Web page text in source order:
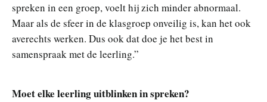
spreken in een groep, voelt hij zich minder abnormaal.
Maar als de sfeer in de klasgroep onveilig is, kan het ook
averechts werken. Dus ook dat doe je het best in
samenspraak met de leerling.”
Moet elke leerling uitblinken in spreken?